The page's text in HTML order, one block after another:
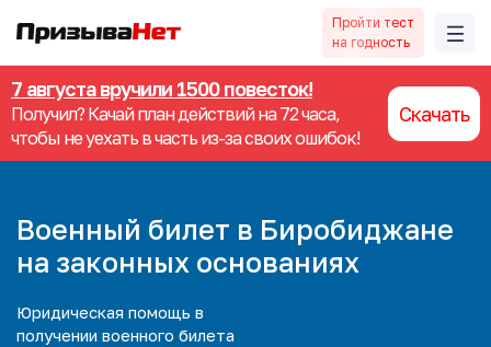
Пройти тест
на годность
7 августа вручили 1500 повесток!
Получил? Качай план действий на 72 часа,
чтобы не уехать в часть из-за своих ошибок!
Скачать
Военный билет в Биробиджане
на законных основаниях
Юридическая помощь в
получении военного билета